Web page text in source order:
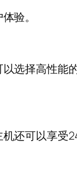
验。
选择高性能
还可以享受